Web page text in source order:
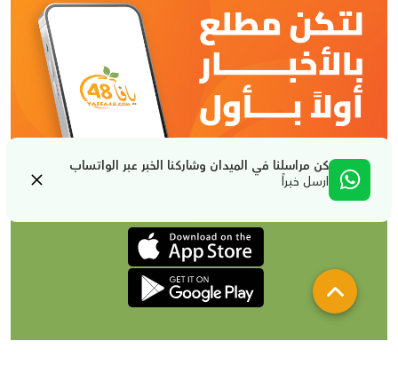
كن مراسلنا في الميدان وشاركنا الخبر عبر الواتساب
ارسل خبراً